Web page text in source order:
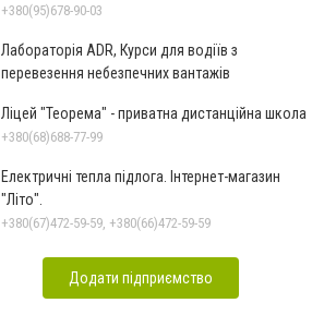
+380(95)678-90-03
Лабораторія ADR, Курси для водіїв з
перевезення небезпечних вантажів
Ліцей "Теорема" - приватна дистанційна школа
+380(68)688-77-99
Електричні тепла підлога. Інтернет-магазин
"Літо".
+380(67)472-59-59, +380(66)472-59-59
Додати підприємство